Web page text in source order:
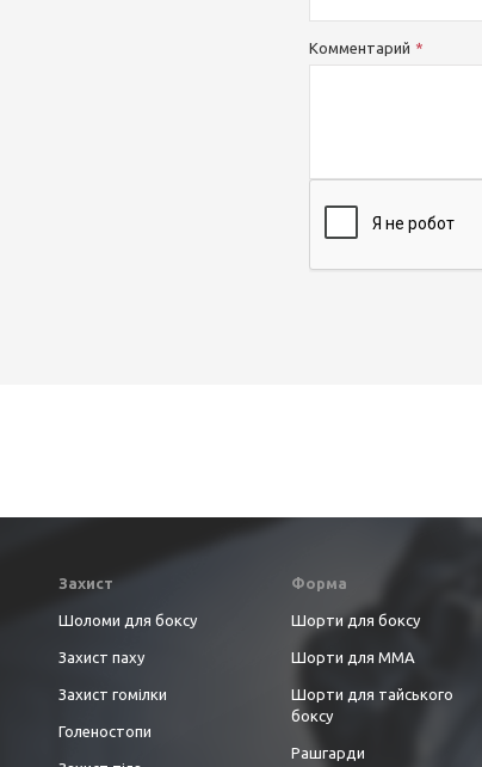
Комментарий
Захист
Шоломи для боксу
Захист паху
Захист гомілки
Голеностопи
Форма
Шорти для боксу
Шорти для ММА
Шорти для тайського
боксу
Рашгарди